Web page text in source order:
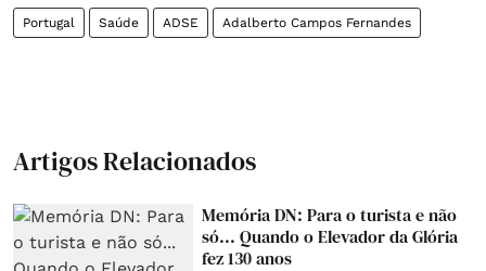
Portugal Saúde ADSE Adalberto Campos Fernandes
Artigos Relacionados
Memória DN: Para o turista e não
só... Quando o Elevador da Glória
fez 130 anos